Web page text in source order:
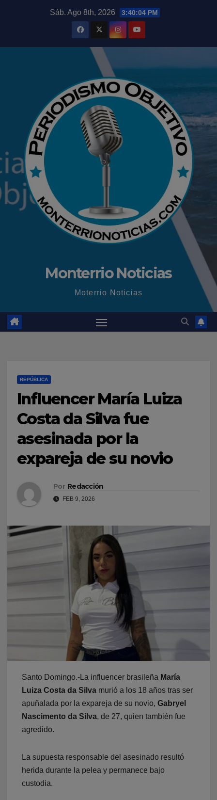
Sáb. Ago 8th, 2026 3:40:05 PM
Monterrio Noticias
Moterrio Noticias
REPÚBLICA
Influencer María Luiza
Costa da Silva fue
asesinada por la
expareja de su novio
Por Redacción
FEB 9, 2026
Santo Domingo.-La influencer brasileña María
Luiza Costa da Silva murió a los 18 años tras ser
apuñalada por la expareja de su novio, Gabryel
Nascimento da Silva, de 27, quien también fue
agredido.
La supuesta responsable del asesinado resultó
herida durante la pelea y permanece bajo
custodia.
modal-check